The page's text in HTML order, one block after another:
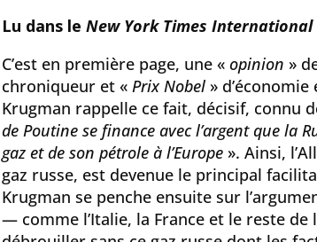
Lu dans le New York Times International
C’est en première page, une « opinion »
chroniqueur et « Prix Nobel» d’économie
Krugman rappelle ce fait, décisif, connu
de Poutine se finance avec l’argent que la
gaz et de son pétrole à l’Europe». Ainsi,
gaz russe, est devenue le principal
Krugman se penche ensuite sur
— comme l’Italie, la France et le reste de